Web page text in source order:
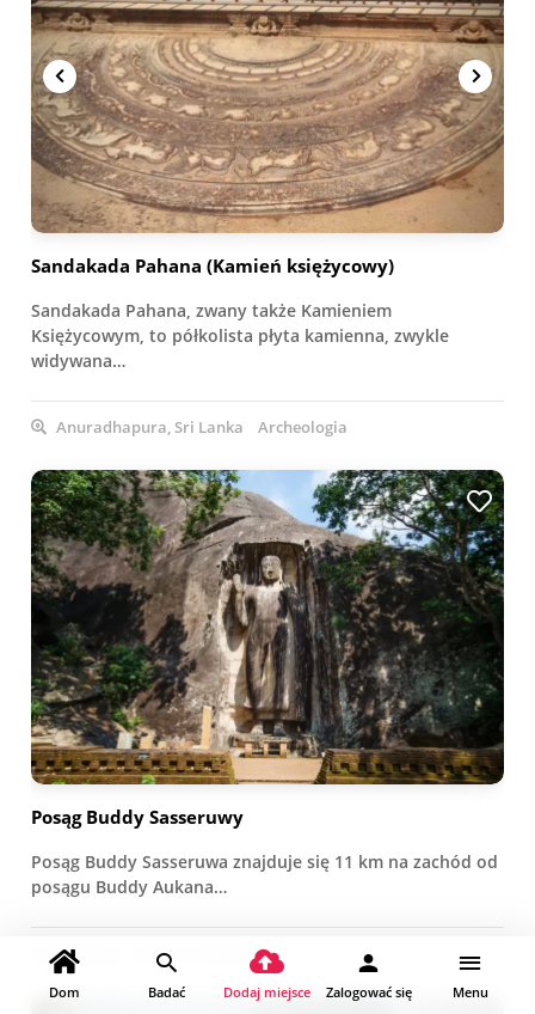
Sandakada Pahana (Kamień księżycowy)
Sandakada Pahana, zwany także Kamieniem
Księżycowym, to półkolista płyta kamienna, zwykle
widywana…
Anuradhapura, Sri Lanka Archeologia
Posąg Buddy Sasseruwy
Posąg Buddy Sasseruwa znajduje się 11 km na zachód od
posągu Buddy Aukana…
Archeologia Miejsce religijne
Dom Badać Dodaj miejsce Zalogować się Menu